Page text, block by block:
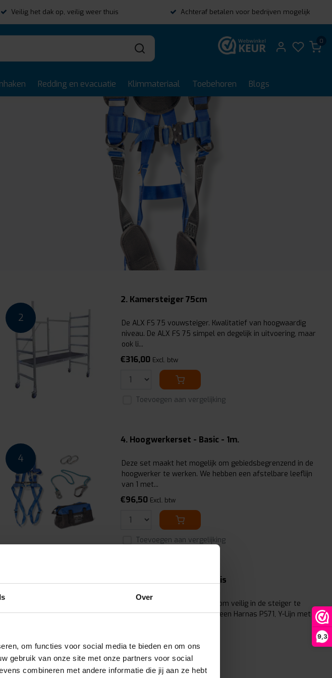
Over
om functies voor social media te bieden en om ons
gebruik van onze site met onze partners voor social
combineren met andere informatie die jij aan ze hebt
9,3
Veilig het dak op, veilig weer thuis Achteraf betalen voor bedrijven mogelijk
0
Redding en evacuatie Klimmateriaal Toebehoren Blogs
2
2. Kamersteiger 75cm
De ALX FS 75 vouwsteiger. Kwalitatief van hoogwaardig
niveau. De ALX FS 75 simpel en degelijk in uitvoering, maar
ook li...
€316,00 Excl. btw
Toevoegen aan vergelijking
4
4. Hoogwerkerset - Basic - 1m.
Deze set maakt het mogelijk om gebiedsbegrenzend in de
hoogwerker te werken. We hebben een afstelbare leeflijn
van 1 met...
€96,50 Excl. btw
Toevoegen aan vergelijking
6. Steigerset - Luxe - Basis
Deze set maakt het mogelijk om veilig in de steiger te
werken. Deze set bestaat uit een Harnas PS71, Y-Lijn met